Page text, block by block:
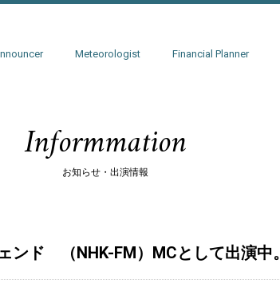
Meteorologist Financial Planner
Informmation
お知らせ・出演情報
ド （NHK-FM）MCとして出演中。